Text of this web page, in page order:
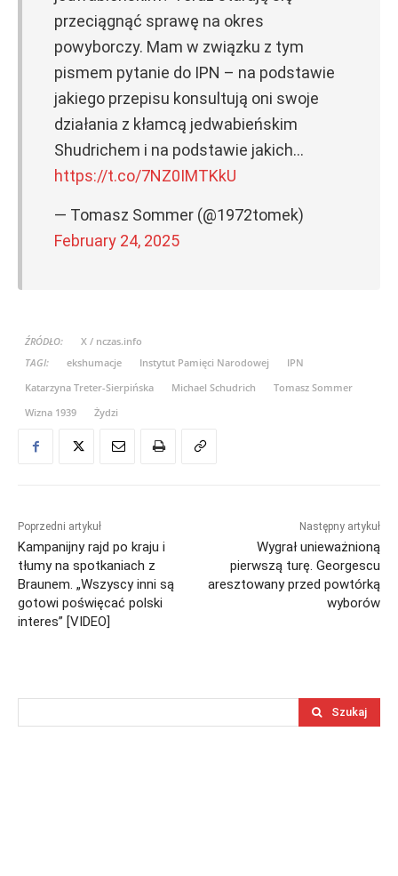
przeciągnąć sprawę na okres
powyborczy. Mam w związku z tym
pismem pytanie do IPN – na podstawie
jakiego przepisu konsultują oni swoje
działania z kłamcą jedwabieńskim
Shudrichem i na podstawie jakich…
https://t.co/7NZ0IMTKkU
— Tomasz Sommer (@1972tomek)
February 24, 2025
ŹRÓDŁO:
X / nczas.info
TAGI:
ekshumacje Instytut Pamięci Narodowej
IPN
Katarzyna Treter-Sierpińska
Michael Schudrich
Tomasz Sommer
Wizna 1939
Żydzi
Poprzedni artykuł
Kampanijny rajd po kraju i
tłumy na spotkaniach z
Braunem. „Wszyscy inni są
gotowi poświęcać polski
interes” [VIDEO]
Następny artykuł
Wygrał unieważnioną
pierwszą turę. Georgescu
aresztowany przed powtórką
wyborów
Szukaj